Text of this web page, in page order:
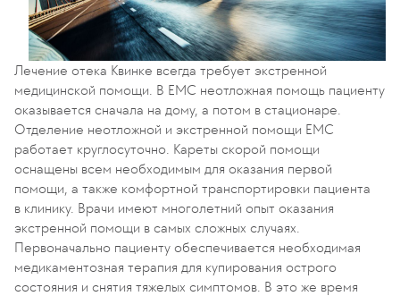
Лечение отека Квинке всегда требует экстренной
медицинской помощи. В EMC неотложная помощь пациенту
оказывается сначала на дому, а потом в стационаре.
Отделение неотложной и экстренной помощи EMC
работает круглосуточно. Кареты скорой помощи
оснащены всем необходимым для оказания первой
помощи, а также комфортной транспортировки пациента
в клинику. Врачи имеют многолетний опыт оказания
экстренной помощи в самых сложных случаях.
Первоначально пациенту обеспечивается необходимая
медикаментозная терапия для купирования острого
состояния и снятия тяжелых симптомов. В это же время